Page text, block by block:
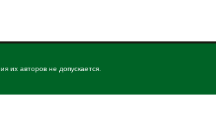
их авторов не допускается.